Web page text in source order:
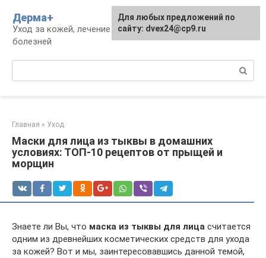
контенту
Дерма+
Уход за кожей, лечение дерматологических
болезней
Главная » Уход
Маски для лица из тыквы в домашних
условиях: ТОП-10 рецептов от прыщей и
морщин
Знаете ли Вы, что маска из тыквы для лица считается
одним из древнейших косметических средств для ухода
за кожей? Вот и мы, заинтересовавшись данной темой,
Для любых предложений по
сайту: dvex24@cp9.ru